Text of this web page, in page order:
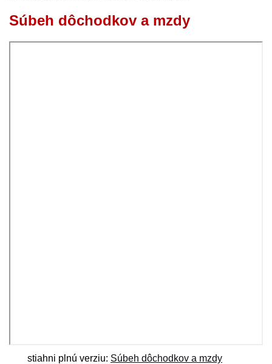
Súbeh dôchodkov a mzdy
stiahni plnú verziu: Súbeh dôchodkov a mzdy